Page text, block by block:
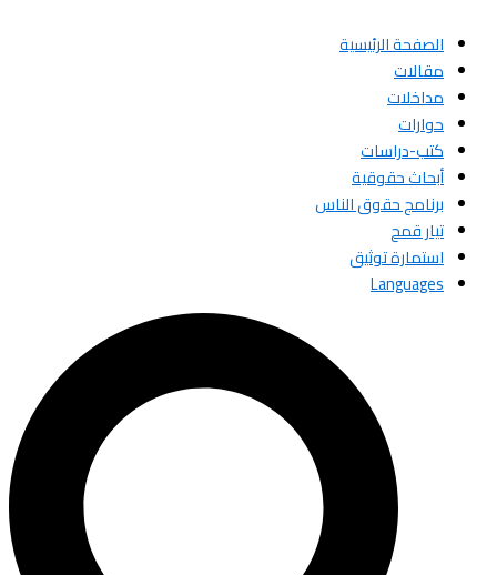
الصفحة الرئيسية
مقالات
مداخلات
حوارات
كتب-دراسات
أبحاث حقوقية
برنامج حقوق الناس
تيار قمح
استمارة توثيق
Languages